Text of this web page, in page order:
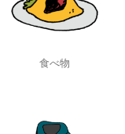
食べ物